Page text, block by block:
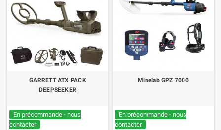
GARRETT ATX PACK
DEEPSEEKER
En précommande - nous
contacter
Minelab GPZ 7000
En précommande - nous
contacter